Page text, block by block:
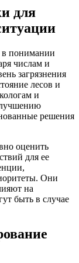
для
в понимании
числам и
загрязнения
лесов и
и
решения
оценить
для ее
Они
на
быть в случае